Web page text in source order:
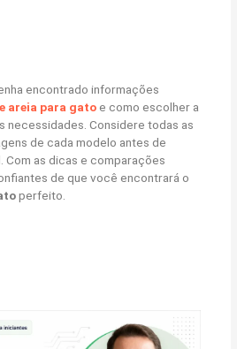
encontrado informações
areia para gatoe como escolher a
necessidades. Considere todas as
de cada modelo antes de
Com as dicas e comparações
de que você encontrará o
perfeito.